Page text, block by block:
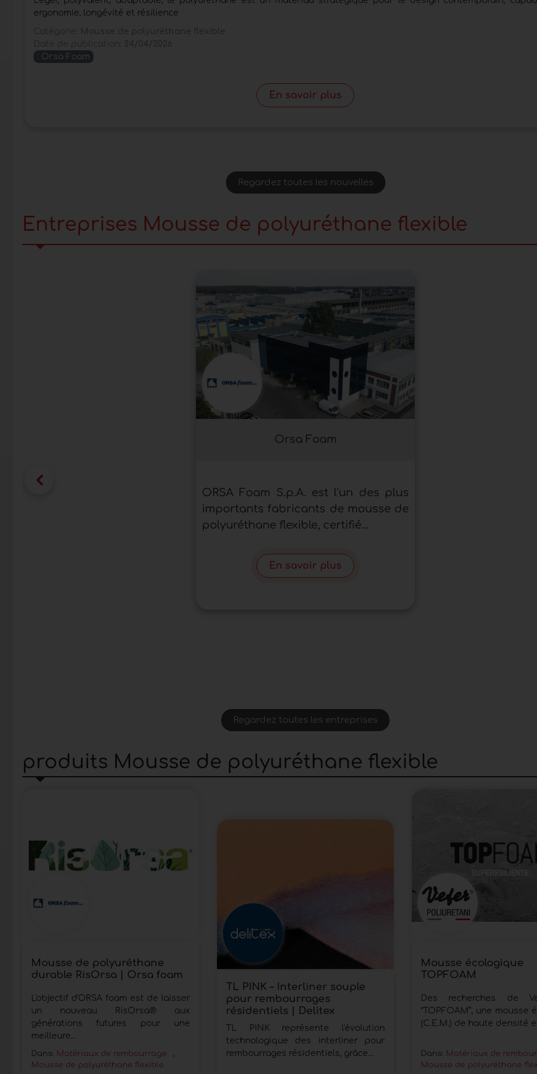
ergonomie, longévité et résilience
: Orsa Foam
En savoir plus
Regardez toutes les nouvelles
Entreprises Mousse de polyuréthane flexible
Orsa Foam
ORSA Foam S.p.A. est l'un des plus
importants fabricants de mousse de
polyuréthane flexible, certifié...
En savoir plus
Regardez toutes les entreprises
produits Mousse de polyuréthane flexible
Mousse de polyuréthane
durable RisOrsa | Orsa foam
L'objectif d'ORSA foam est de laisser
un nouveau RisOrsa® aux
générations futures pour une
meilleure...
Dans: Matériaux de rembourrage
Mousse de polyuréthane flexible
TL PINK – Interliner souple
pour rembourrages
résidentiels | Delitex
TL PINK représente l'évolution
technologique des interliner pour
rembourrages résidentiels, grâce...
Mousse écologique
TOPFOAM
Des recherches de
“TOPFOAM”, une mousse
(C.E.M.) de haute densité
Dans: Matériaux de
Mousse de polyuréthane